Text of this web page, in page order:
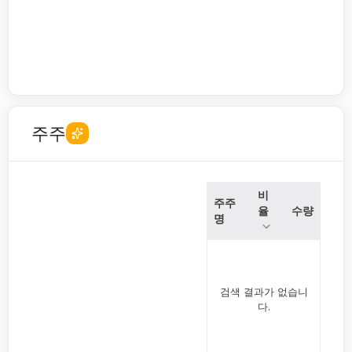
주주
주주
명
비
율
수량
검색 결과가 없습니
다.